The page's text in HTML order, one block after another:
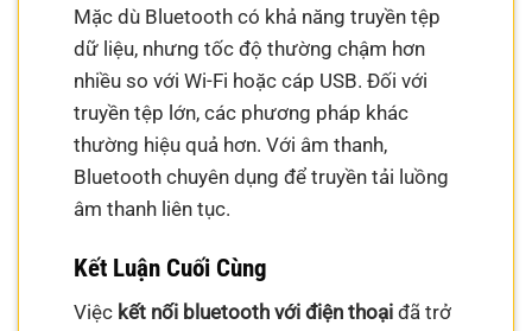
Mặc dù Bluetooth có khả năng truyền tệp
dữ liệu, nhưng tốc độ thường chậm hơn
nhiều so với Wi-Fi hoặc cáp USB. Đối với
truyền tệp lớn, các phương pháp khác
thường hiệu quả hơn. Với âm thanh,
Bluetooth chuyên dụng để truyền tải luồng
âm thanh liên tục.
Kết Luận Cuối Cùng
Việc kết nối bluetooth với điện thoại đã trở